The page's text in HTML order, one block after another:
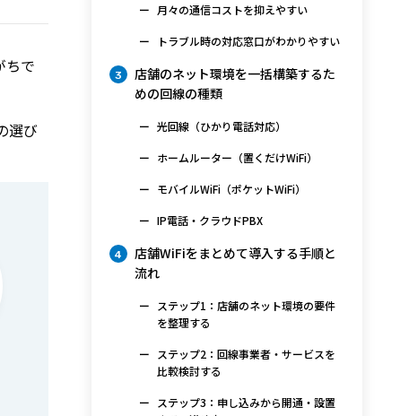
ちで
選び
月々の通信コストを抑えやすい
トラブル時の対応窓口がわかりやすい
3
店舗のネット環境を一括構築するた
めの回線の種類
光回線（ひかり電話対応）
ホームルーター（置くだけWiFi）
モバイルWiFi（ポケットWiFi）
IP電話・クラウドPBX
4
店舗WiFiをまとめて導入する手順と
流れ
ステップ1：店舗のネット環境の要件
を整理する
ステップ2：回線事業者・サービスを
比較検討する
ステップ3：申し込みから開通・設置